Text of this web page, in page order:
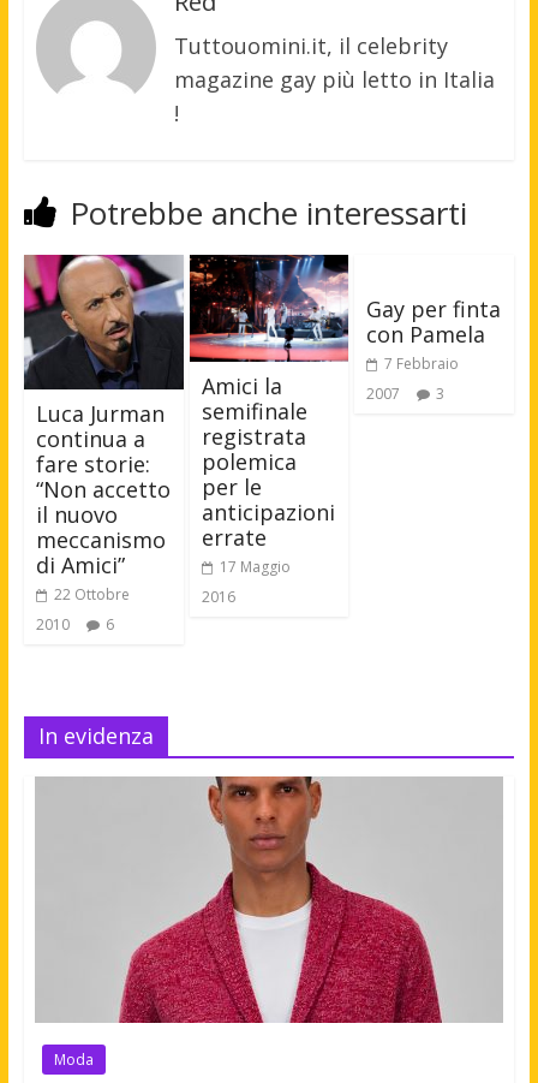
Tuttouomini.it, il celebrity
magazine gay più letto in Italia
!
Potrebbe anche interessarti
Luca Jurman
continua a
fare storie:
“Non accetto
il nuovo
meccanismo
di Amici”
22 Ottobre
2010
6
Amici la
semifinale
registrata
polemica
per le
anticipazioni
errate
17 Maggio
2016
Gay per finta
con Pamela
7 Febbraio
2007
3
In evidenza
Moda